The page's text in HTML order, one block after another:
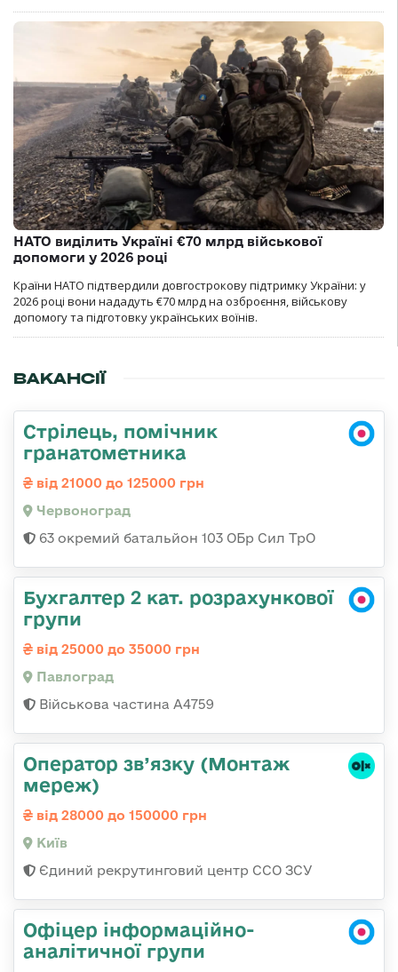
НАТО виділить Україні €70 млрд військової
допомоги у 2026 році
Країни НАТО підтвердили довгострокову підтримку України: у
2026 році вони нададуть €70 млрд на озброєння, військову
допомогу та підготовку українських воїнів.
ВАКАНСІЇ
Стрілець, помічник
гранатометника
від 21000 до 125000 грн
Червоноград
63 окремий батальйон 103 ОБр Сил ТрО
Бухгалтер 2 кат. розрахункової
групи
від 25000 до 35000 грн
Павлоград
Військова частина А4759
Оператор зв’язку (Монтаж
мереж)
від 28000 до 150000 грн
Київ
Єдиний рекрутинговий центр ССО ЗСУ
Офіцер інформаційно-
аналітичної групи